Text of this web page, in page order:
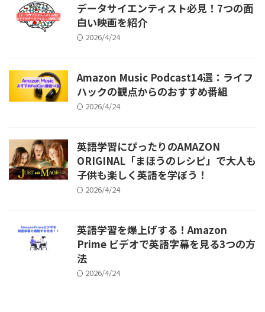
データサイエンティスト必見！7つの面
白い映画を紹介
2026/4/24
Amazon Music Podcast14選：ライフ
ハックの観点からのおすすめ番組
2026/4/24
英語学習にぴったりのAMAZON
ORIGINAL「まほうのレシピ」で大人も
子供も楽しく英語を学ぼう！
2026/4/24
英語学習を爆上げする！Amazon
Prime ビデオで英語字幕を見る3つの方
法
2026/4/24